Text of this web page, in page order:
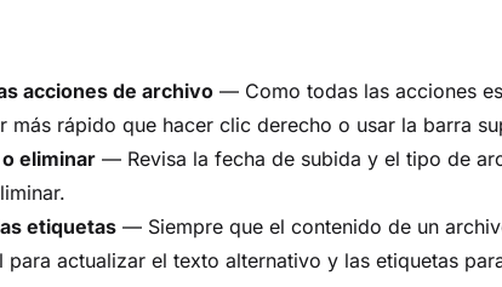
acciones de archivo — Como todas las acciones
más rápido que hacer clic derecho o usar la barra
eliminar — Revisa la fecha de subida y el tipo de
etiquetas — Siempre que el contenido de un
actualizar el texto alternativo y las etiquetas